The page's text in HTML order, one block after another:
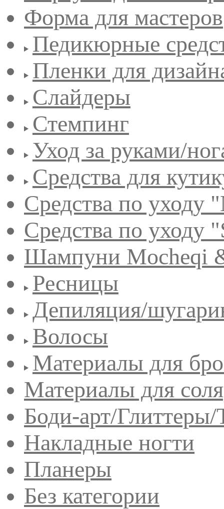
Форма для мастеров
Педикюрные
Пленки для
Слайдеры
Стемпинг
Уход за руками/
Средства для
Средства по уходу
Средства по уходу
Шампуни Mocheqi
Ресницы
Депиляция/
Волосы
Материалы для
Материалы для
Боди-арт/
Накладные ногти
Планеры
Без категории